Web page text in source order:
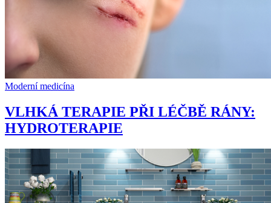
Moderní medicína
VLHKÁ TERAPIE PŘI LÉČBĚ RÁNY:
HYDROTERAPIE